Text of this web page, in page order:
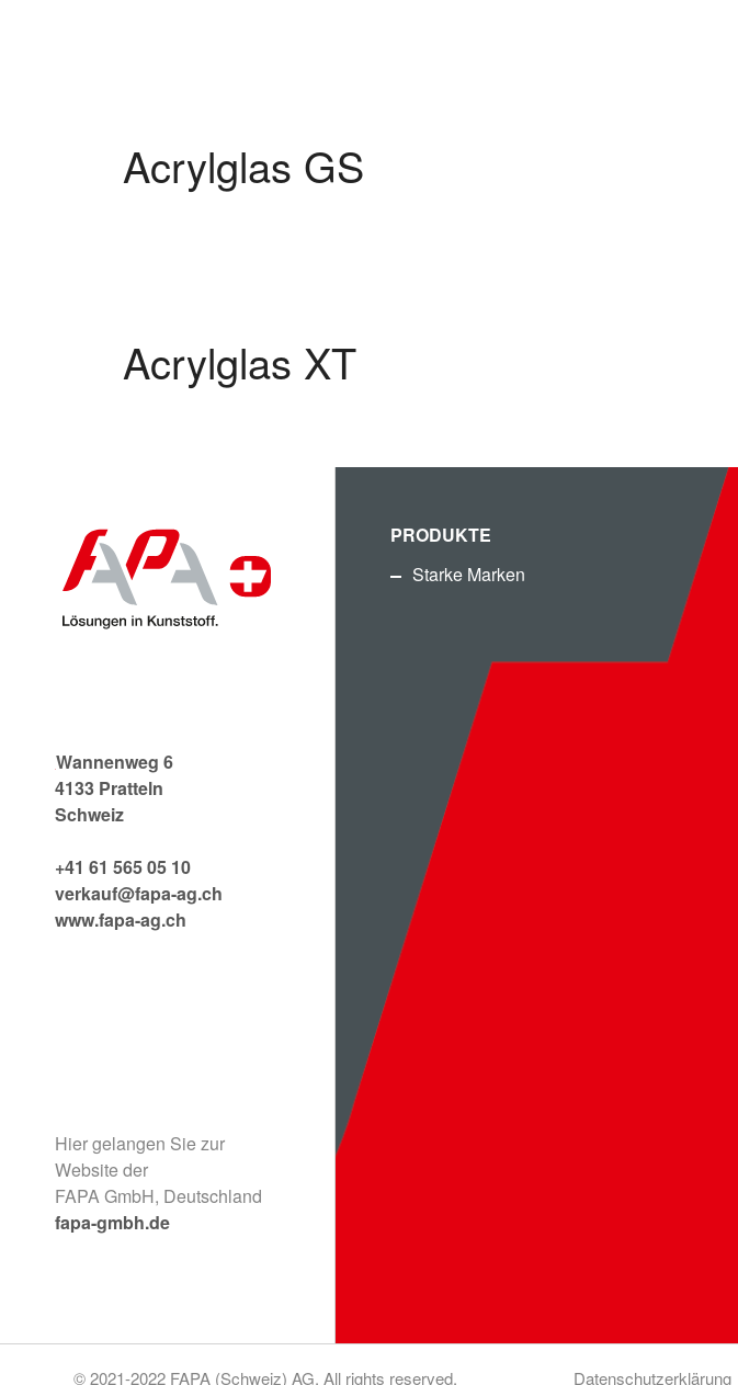
Acrylglas GS
Acrylglas XT
Wannenweg 6
4133 Pratteln
Schweiz
+41 61 565 05 10
verkauf@fapa-ag.ch
www.fapa-ag.ch
Hier gelangen Sie zur
Website der
FAPA GmbH, Deutschland
fapa-gmbh.de
PRODUKTE
Starke Marken
© 2021-2022 FAPA (Schweiz) AG. All rights reserved. Datenschutzerklärung